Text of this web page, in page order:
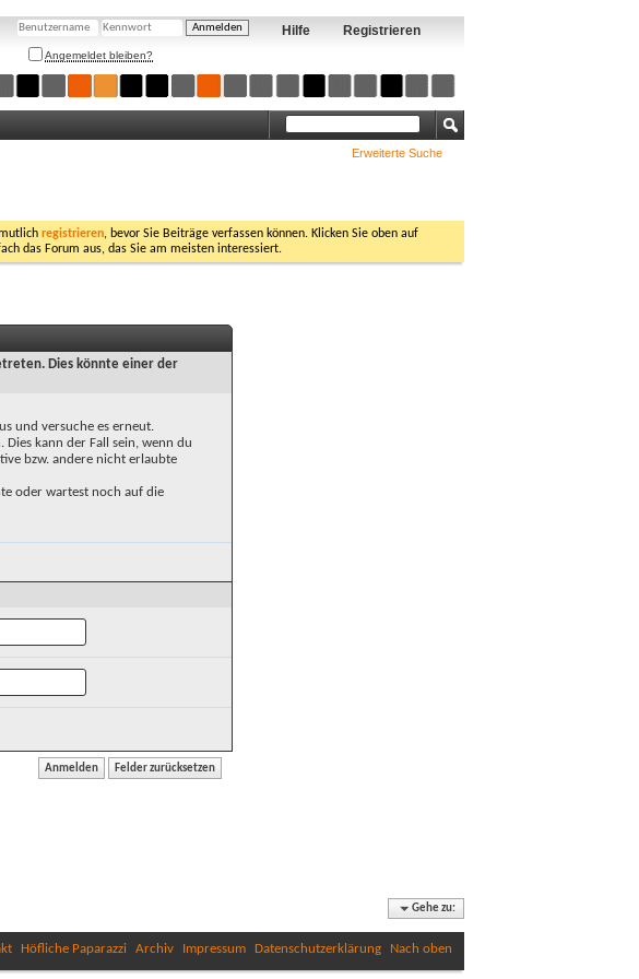
Registrieren
Hilfe
Angemeldet bleiben?
Erweiterte Suche
registrieren, bevor Sie Beiträge verfassen können. Klicken Sie oben auf
das Forum aus, das Sie am meisten interessiert.
Dies könnte einer der
und versuche es erneut.
Dies kann der Fall sein, wenn du
bzw. andere nicht erlaubte
oder wartest noch auf die
Gehe zu:
Höfliche Paparazzi Archiv Impressum Datenschutzerklärung Nach oben